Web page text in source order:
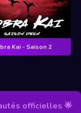
Kai - Saison 2
officielles 🌟